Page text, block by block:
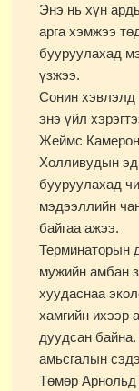
Энэ нь хүн
арга хэмжээ
бууруулахад
үзжээ.
Сонин
энэ үйл
Жеймс Камерон
Холливудын
бууруулахад
мэдээллийн
байгаа ажээ.
Терминаторын
мужийн амбан
хуудаснаа
хамгийн ихээр
дуудсан
амьсгалын
Төмөр Арнольд